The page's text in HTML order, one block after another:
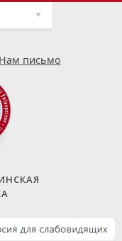
Нам письмо